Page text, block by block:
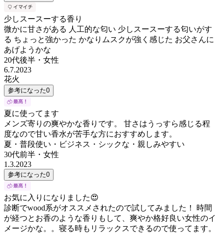
少しスースーする香り
微かに甘さがある 人工的な匂い 少しスースーする匂いがす
る ちょっと強かった かなりムスクが強く感じた お父さんに
あげようかな
20代後半 ・ 女性
6.7.2023
花火
参考になった0
夏に使ってます
メンズ寄りの爽やかな香りです。 甘さはうっすら感じる程
度なので甘い香水が苦手な方におすすめします。
夏・普段使い・ビジネス・シックな・親しみやすい
30代前半 ・ 女性
1.3.2023
参考になった0
お気に入りになりました😍
診断でwood系がオススメされたので試してみました！ 時間
が経つとお香のような香りもして、爽やか格好良い女性のイ
メージかな。。寝る時もリラックスできるので使ってます。